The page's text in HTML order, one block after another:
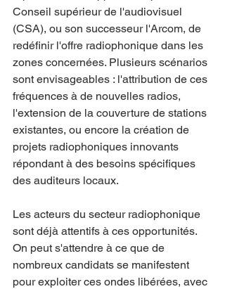
Conseil supérieur de l'audiovisuel
(CSA), ou son successeur l'Arcom, de
redéfinir l'offre radiophonique dans les
zones concernées. Plusieurs scénarios
sont envisageables : l'attribution de ces
fréquences à de nouvelles radios,
l'extension de la couverture de stations
existantes, ou encore la création de
projets radiophoniques innovants
répondant à des besoins spécifiques
des auditeurs locaux.
Les acteurs du secteur radiophonique
sont déjà attentifs à ces opportunités.
On peut s'attendre à ce que de
nombreux candidats se manifestent
pour exploiter ces ondes libérées, avec